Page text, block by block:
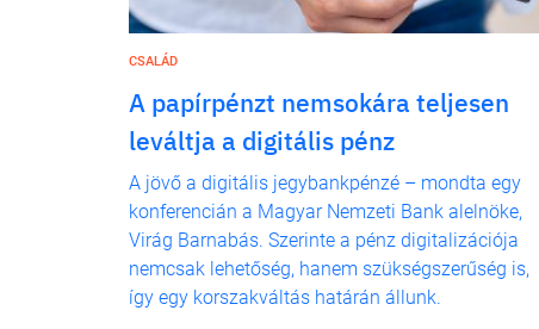
CSALÁD
A papírpénzt nemsokára teljesen
leváltja a digitális pénz
A jövő a digitális jegybankpénzé – mondta egy
konferencián a Magyar Nemzeti Bank alelnöke,
Virág Barnabás. Szerinte a pénz digitalizációja
nemcsak lehetőség, hanem szükségszerűség is,
így egy korszakváltás határán állunk.